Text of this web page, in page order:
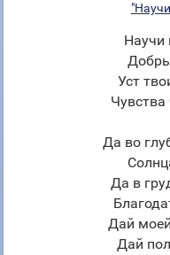
Научи
Уст
Чувства
Да во
Да в
Дай
Дай